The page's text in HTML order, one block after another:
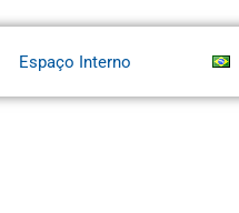
Espaço Interno